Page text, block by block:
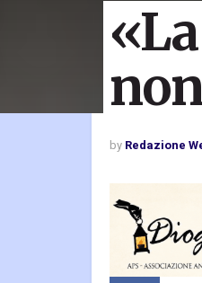
by Redazione